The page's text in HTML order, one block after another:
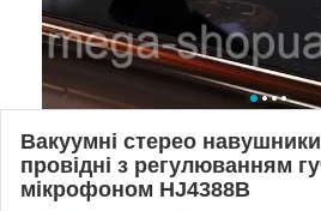
Вакуумні стерео навушники
провідні з регулюванням
мікрофоном HJ4388B